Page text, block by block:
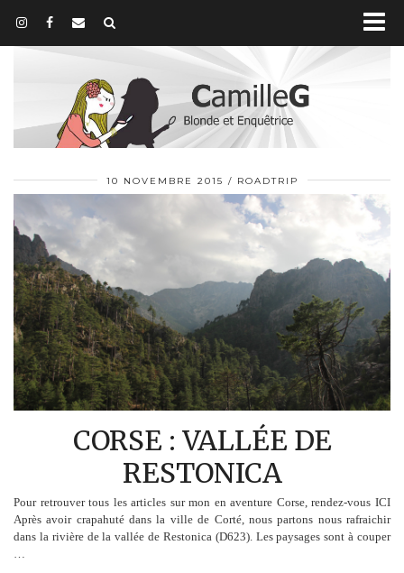
10 NOVEMBRE 2015 ROADTRIP
CORSE : VALLÉE DE
RESTONICA
Pour retrouver tous les articles sur mon en aventure Corse, rendez-vous ICI
Après avoir crapahuté dans la ville de Corté, nous partons nous rafraichir
dans la rivière de la vallée de Restonica (D623). Les paysages sont à couper
…